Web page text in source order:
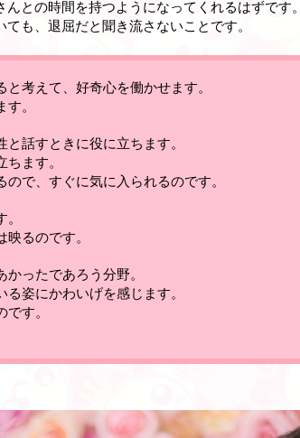
との時間を持つようになってくれるはずです
も、退屈だと聞き流さないことです。
考えて、好奇心を働かせます。
。
と話すときに役に立ちます。
ちます。
ので、すぐに気に入られるのです。
るのです。
ったであろう分野。
姿にかわいげを感じます。
です。